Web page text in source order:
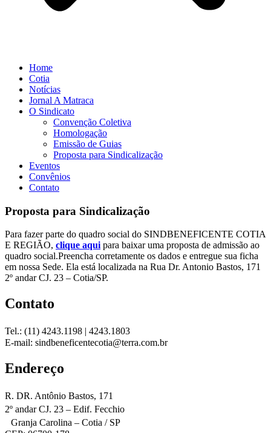
Home
Cotia
Notícias
Jornal A Matraca
O Sindicato
Convenção Coletiva
Homologação
Emissão de Guias
Proposta para Sindicalização
Eventos
Convênios
Contato
Proposta para Sindicalização
Para fazer parte do quadro social do SINDBENEFICENTE COTIA
E REGIÃO, clique aquipara baixar uma proposta de admissão ao
quadro social.Preencha corretamente os dados e entregue sua ficha
em nossa Sede. Ela está localizada na Rua Dr. Antonio Bastos, 171
2º andar CJ. 23 – Cotia/SP.
Contato
Tel.: (11) 4243.1198 | 4243.1803
E-mail: sindbeneficentecotia@terra.com.br
Endereço
R. DR. Antônio Bastos, 171
2º andar CJ. 23 – Edif. Fecchio
Granja Carolina – Cotia / SP